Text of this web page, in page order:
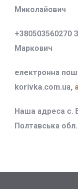
Миколайович
+380503560270
Маркович
електронна
korivka.com.ua,
Наша адреса с.
Полтавська обл.